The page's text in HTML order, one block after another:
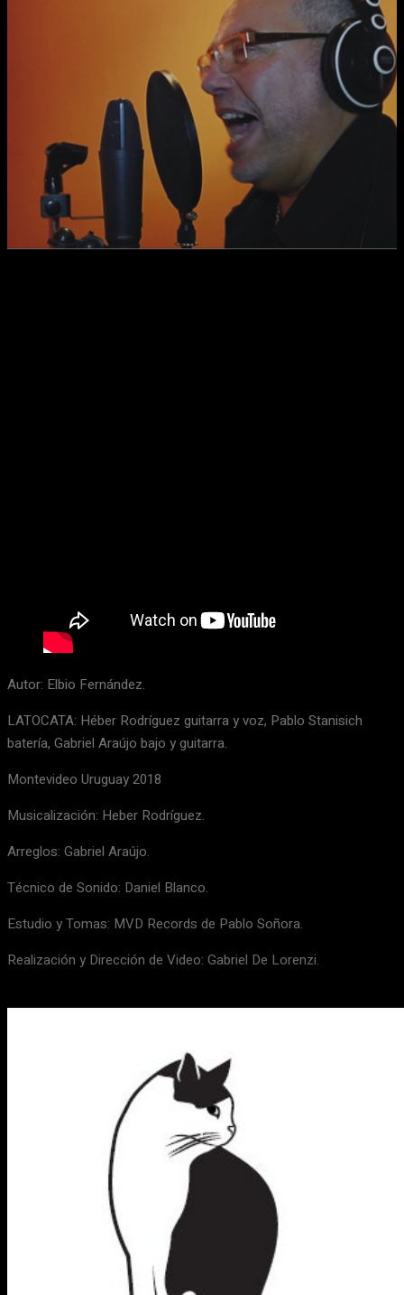
Facebook
Autor: Elbio Fernández.
LATOCATA: Héber Rodríguez guitarra y voz, Pablo Stanisich
batería, Gabriel Araújo bajo y guitarra.
Montevideo Uruguay 2018
Musicalización: Heber Rodríguez.
Arreglos: Gabriel Araújo.
Técnico de Sonido: Daniel Blanco.
Estudio y Tomas: MVD Records de Pablo Soñora.
Realización y Dirección de Video: Gabriel De Lorenzi.